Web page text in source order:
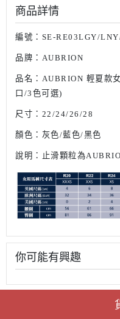
商品詳情
編號：SE-RE03LGY/
品牌： AUBRION
品名： AUBRION 輕夏款
口/3色可選)
尺寸：22/24/26/28
顏色：灰色/藍色/黑色
說明：止滑顆粒為
你可能有興趣